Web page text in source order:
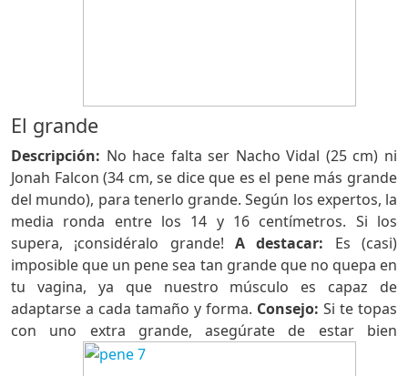
El grande
Descripción: No hace falta ser Nacho Vidal (25 cm) ni
Jonah Falcon (34 cm, se dice que es el pene más grande
del mundo), para tenerlo grande. Según los expertos, la
media ronda entre los 14 y 16 centímetros. Si los
supera, ¡considéralo grande! A destacar: Es (casi)
imposible que un pene sea tan grande que no quepa en
tu vagina, ya que nuestro músculo es capaz de
adaptarse a cada tamaño y forma. Consejo: Si te topas
con uno extra grande, asegúrate de estar bien